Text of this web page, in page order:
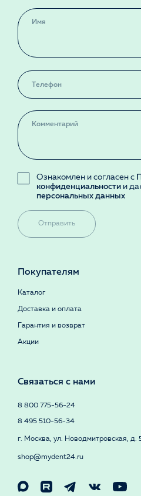
Ознакомлен и согласен с
конфиденциальности и
персональных данных
Отправить
Покупателям
Каталог
Доставка и оплата
Гарантия и возврат
Акции
Связаться с нами
8 800 775-56-24
8 495 510-56-34
г. Москва, ул. Новодмитровская, д.
shop@mydent24.ru